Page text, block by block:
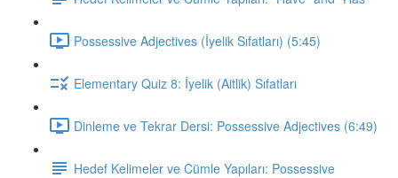
Possessive Adjectives (İyelik Sıfatları) (5:45)
Elementary Quiz 8: İyelik (Aitlik) Sıfatları
Dinleme ve Tekrar Dersi: Possessive Adjectives (6:49)
Hedef Kelimeler ve Cümle Yapıları: Possessive